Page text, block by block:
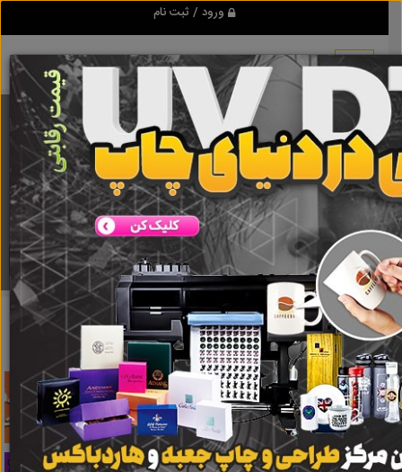
ورود / ثبت نام
برنامه اندروید تبلیغ شو
مرجع نیازمندیها و تبلیغات اینترنتی
دانلود
تبلیغ شو تامین ماشینهای یخچالدار سبک و سنگین شیراز
نتایج جستجو
برای برچسبتامین ماشینهای یخچالدار سبک و سنگین شیراز